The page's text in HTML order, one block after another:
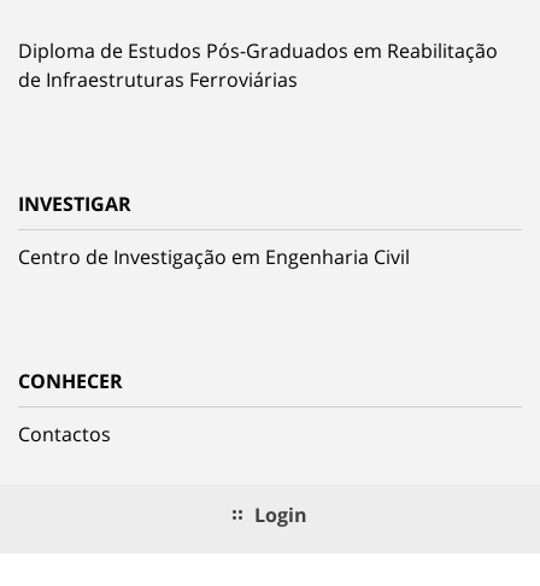
Diploma de Estudos Pós-Graduados em Reabilitação
de Infraestruturas Ferroviárias
INVESTIGAR
Centro de Investigação em Engenharia Civil
CONHECER
Contactos
Login